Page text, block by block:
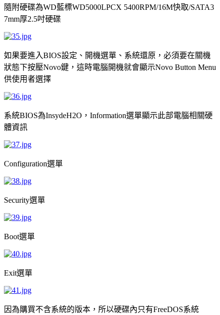
隨附硬碟為WD藍標WD5000LPCX 5400RPM/16M快取/SATA3
7mm厚2.5吋硬碟
如果要進入BIOS設定、開機選單、系統還原，必須要在關機
狀態下按壓Novo鍵，這時電腦開機就會顯示Novo Button Menu
供使用者選擇
系統BIOS為InsydeH2O ， Information選單顯示此部電腦相關硬
體資訊
Configuration選單
Security選單
Boot選單
Exit選單
因為購買不含系統的版本，所以硬碟內只有FreeDOS系統